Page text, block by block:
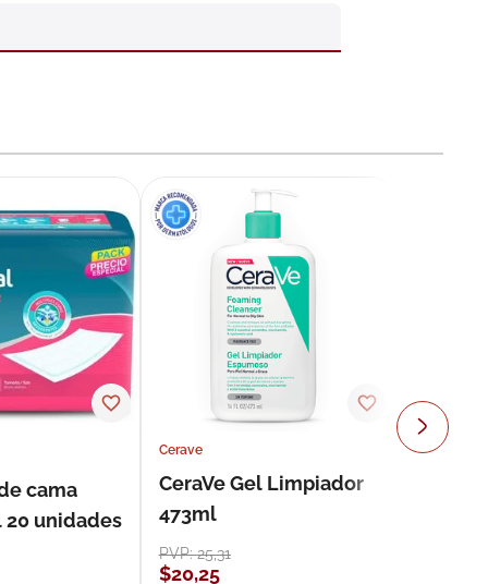
cama
unidades
Cerave
CeraVe Gel Limpiador
473ml
PVP:25,31
$20,25